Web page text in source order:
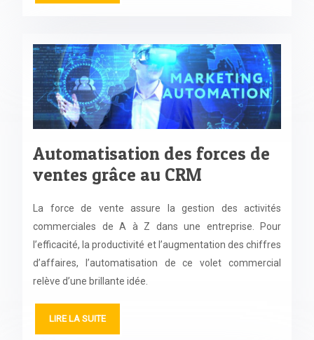
Automatisation des forces de
ventes grâce au CRM
La force de vente assure la gestion des activités
commerciales de A à Z dans une entreprise. Pour
l’efficacité, la productivité et l’augmentation des chiffres
d’affaires, l’automatisation de ce volet commercial
relève d’une brillante idée.
LIRE LA SUITE